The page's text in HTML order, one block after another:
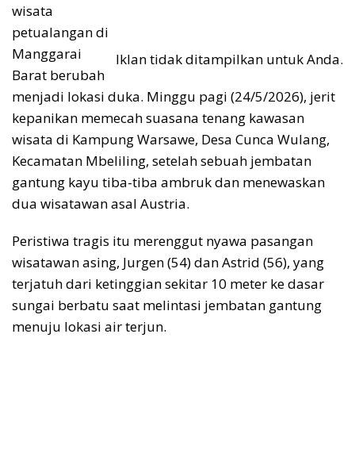
Iklan tidak ditampilkan untuk Anda.
wisata
petualangan di
Manggarai
Barat berubah
menjadi lokasi duka. Minggu pagi (24/5/2026), jerit
kepanikan memecah suasana tenang kawasan
wisata di Kampung Warsawe, Desa Cunca Wulang,
Kecamatan Mbeliling, setelah sebuah jembatan
gantung kayu tiba-tiba ambruk dan menewaskan
dua wisatawan asal Austria.
Peristiwa tragis itu merenggut nyawa pasangan
wisatawan asing, Jurgen (54) dan Astrid (56), yang
terjatuh dari ketinggian sekitar 10 meter ke dasar
sungai berbatu saat melintasi jembatan gantung
menuju lokasi air terjun.